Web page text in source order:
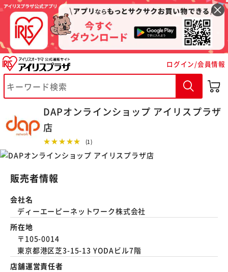
ログイン/会員情報
DAPオンラインショップ アイリスプラザ
店
★★★★★ (1)
販売者情報
会社名
ディーエーピーネットワーク株式会社
所在地
〒105-0014
東京都港区芝3-15-13 YODAビル7階
店舗運営責任者
※ご確認ください
カートに入れる